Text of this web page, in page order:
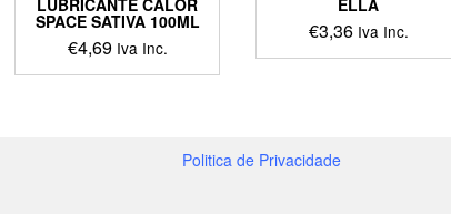
SPACE SATIVA 100ML
€4,69 Iva Inc.
€3,36 Iva Inc.
Politica de Privacidade